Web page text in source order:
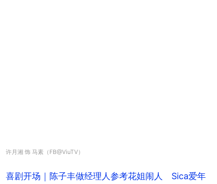
许月湘 饰 马素（FB@ViuTV）
喜剧开场｜陈子丰做经理人参考花姐闹人 Sica爱年